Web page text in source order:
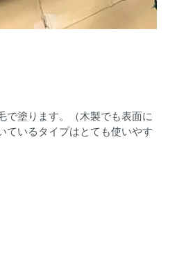
で塗ります。（木製でも表面に
ているタイプはとても使いやす